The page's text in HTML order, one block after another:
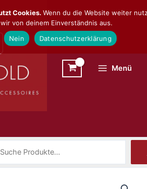
Menü
Cookies. Wenn du die Website weiter
von deinem Einverständnis aus.
Nein Datenschutzerklärung